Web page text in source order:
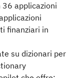
36 applicazioni
finanziari in
su dizionari per